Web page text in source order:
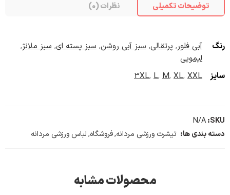
توضیحات تکمیلی نظرات (0)
رنگ آبی فلور, پرتقالی, سبز آبی روشن, سبز پسته ای, سبز ملانژ,
لیمویی
سایز
3XL, L, M, XL, XXL
SKU:
N/A
دسته بندی ها: تیشرت ورزشی مردانه,فروشگاه,لباس ورزشی مردانه
محصولات مشابه